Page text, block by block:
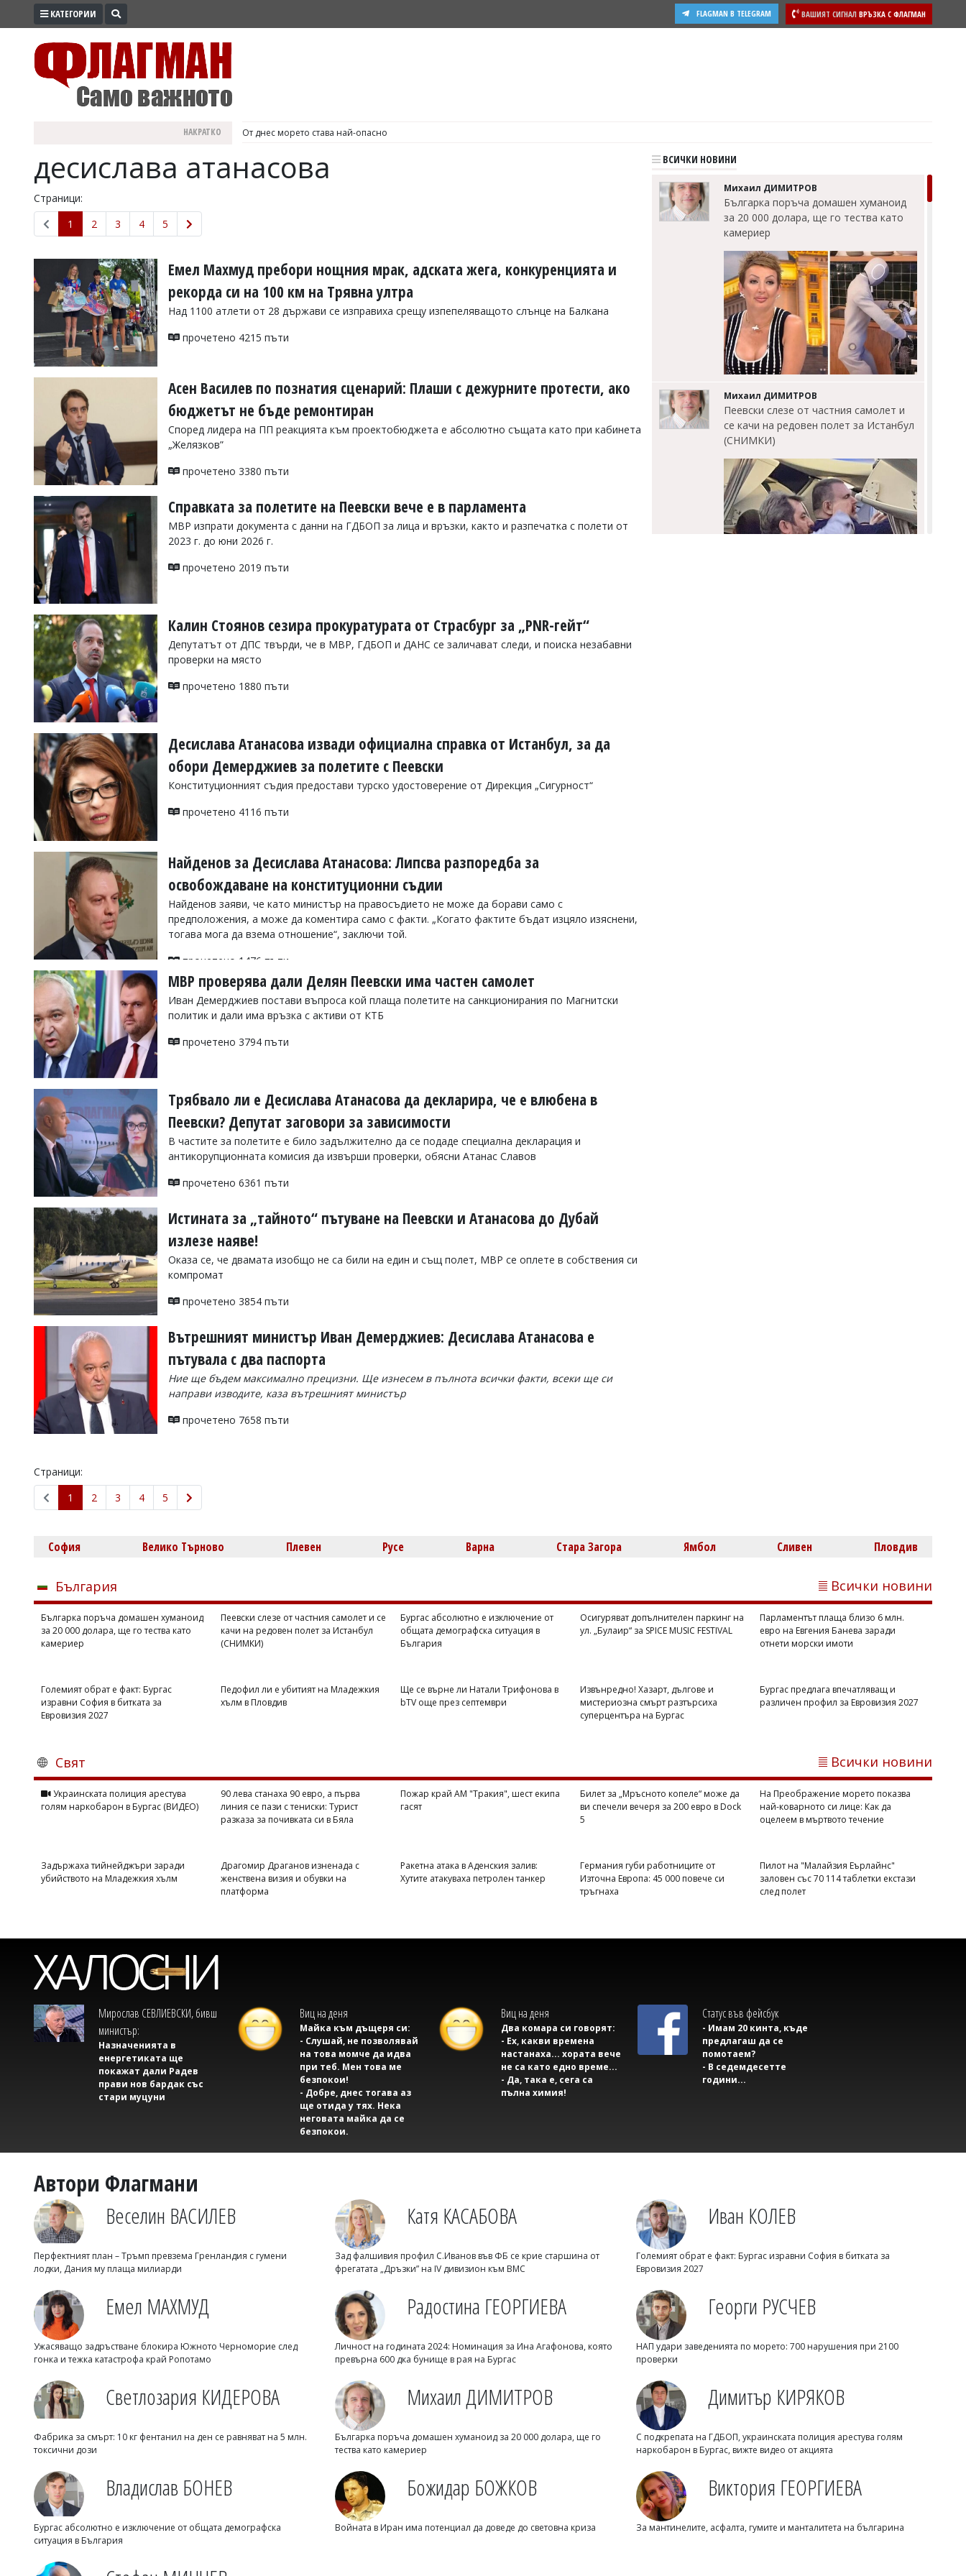
ПРОМО
ЗДРАВЕ
ПОЛИТИКА
ОБЩИНИ
ОБЩЕСТВО
ЛАЙФСТАЙЛ
ВОЙНАТА
СПОРТ
РАЗСЛЕДВАНЕ
Управители:
Веселин
v.vasilev@flagman.bg
Касабова,
k.kassabova@flagman.bg
Главен
редактор:
Колев,
office@flagman.bg
Коментарите
статиите
читателите
редакцията
отговорност
откриете
сигнализирайте
КАТЕГОРИИ ВАШИЯТ СИГНАЛ ВРЪЗКА С ФЛАГМАН
FLAGMAN В TELEGRAM
НАКРАТКО От днес морето става най-опасно
десислава атанасова
Страници:
1
2 3 4 5
Емел Махмуд пребори нощния мрак, адската жега, конкуренцията и
рекорда си на 100 км на Трявна ултра
Над 1100 атлети от 28 държави се изправиха срещу изпепеляващото слънце на Балкана
прочетено 4215 пъти
Асен Василев по познатия сценарий: Плаши с дежурните протести, ако
бюджетът не бъде ремонтиран
Според лидера на ПП реакцията към проектобюджета е абсолютно същата като при кабинета
„Желязков”
прочетено 3380 пъти
Справката за полетите на Пеевски вече е в парламента
МВР изпрати документа с данни на ГДБОП за лица и връзки, както и разпечатка с полети от
2023 г. до юни 2026 г.
прочетено 2019 пъти
Калин Стоянов сезира прокуратурата от Страсбург за „PNR-гейт“
Депутатът от ДПС твърди, че в МВР, ГДБОП и ДАНС се заличават следи, и поиска незабавни
проверки на място
прочетено 1880 пъти
Десислава Атанасова извади официална справка от Истанбул, за да
обори Демерджиев за полетите с Пеевски
Конституционният съдия предостави турско удостоверение от Дирекция „Сигурност“
прочетено 4116 пъти
Найденов за Десислава Атанасова: Липсва разпоредба за
освобождаване на конституционни съдии
Найденов заяви, че като министър на правосъдието не може да борави само с
предположения, а може да коментира само с факти. „Когато фактите бъдат изцяло изяснени,
тогава мога да взема отношение“, заключи той.
прочетено 1476 пъти
МВР проверява дали Делян Пеевски има частен самолет
Иван Демерджиев постави въпроса кой плаща полетите на санкционирания по Магнитски
политик и дали има връзка с активи от КТБ
прочетено 3794 пъти
Трябвало ли е Десислава Атанасова да декларира, че е влюбена в
Пеевски? Депутат заговори за зависимости
В частите за полетите е било задължително да се подаде специална декларация и
антикорупционната комисия да извърши проверки, обясни Атанас Славов
прочетено 6361 пъти
Истината за „тайното“ пътуване на Пеевски и Атанасова до Дубай
излезе наяве!
Оказа се, че двамата изобщо не са били на един и същ полет, МВР се оплете в собствения си
компромат
прочетено 3854 пъти
Вътрешният министър Иван Демерджиев: Десислава Атанасова е
пътувала с два паспорта
Ние ще бъдем максимално прецизни. Ще изнесем в пълнота всички факти, всеки ще си
направи изводите, каза вътрешният министър
прочетено 7658 пъти
Страници:
1
2 3 4 5
ВСИЧКИ НОВИНИ
Михаил ДИМИТРОВ
Българка поръча домашен хуманоид
за 20 000 долара, ще го тества като
камериер
Михаил ДИМИТРОВ
Пеевски слезе от частния самолет и
се качи на редовен полет за Истанбул
(СНИМКИ)
Флагман.БГ
Педофил ли е убитият на Младежкия
хълм в Пловдив
Димитър КИРЯКОВ
Ще се върне ли Натали Трифонова в
На Преображение морето показва
700 нарушения при 2100 проверки
София Велико Търново Плевен Русе Варна Стара Загора Ямбол Сливен Пловдив
България Всички новини
Българка поръча домашен хуманоид
за 20 000 долара, ще го тества като
камериер
Пеевски слезе от частния самолет и се
качи на редовен полет за Истанбул
(СНИМКИ)
Бургас абсолютно е изключение от
общата демографска ситуация в
България
Осигуряват допълнителен паркинг на
ул. „Булаир“ за SPICE MUSIC FESTIVAL
Парламентът плаща близо 6 млн.
евро на Евгения Банева заради
отнети морски имоти
Големият обрат е факт: Бургас
изравни София в битката за
Евровизия 2027
Педофил ли е убитият на Младежкия
хълм в Пловдив
Ще се върне ли Натали Трифонова в
bTV още през септември
Извънредно! Хазарт, дългове и
мистериозна смърт разтърсиха
суперцентъра на Бургас
Бургас предлага впечатляващ и
различен профил за Евровизия 2027
Свят Всички новини
Украинската полиция арестува
голям наркобарон в Бургас (ВИДЕО)
90 лева станаха 90 евро, а първа
линия се пази с тениски: Турист
разказа за почивката си в Бяла
Пожар край АМ "Тракия", шест екипа
гасят
Билет за „Мръсното копеле“ може да
ви спечели вечеря за 200 евро в Dock
5
На Преображение морето показва
най-коварното си лице: Как да
оцелеем в мъртвото течение
Задържаха тийнейджъри заради
убийството на Младежкия хълм
Драгомир Драганов изненада с
женствена визия и обувки на
платформа
Ракетна атака в Аденския залив:
Хутите атакуваха петролен танкер
Германия губи работниците от
Източна Европа: 45 000 повече си
тръгнаха
Пилот на "Малайзия Еърлайнс"
заловен със 70 114 таблетки екстази
след полет
Мирослав СЕВЛИЕВСКИ, бивш
министър:
Назначенията в
енергетиката ще
покажат дали Радев
прави нов бардак със
стари муцуни
Виц на деня
Майка към дъщеря си:
- Слушай, не позволявай
на това момче да идва
при теб. Мен това ме
безпокои!
- Добре, днес тогава аз
ще отида у тях. Нека
неговата майка да се
безпокои.
Виц на деня
Два комара си говорят:
- Ех, какви времена
настанаха... хората вече
не са като едно време...
- Да, така е, сега са
пълна химия!
Статус във фейсбук
- Имам 20 кинта, къде
предлагаш да се
помотаем?
- В седемдесетте
години...
Автори Флагмани
Веселин ВАСИЛЕВ
Перфектният план – Тръмп превзема Гренландия с гумени
лодки, Дания му плаща милиарди
Катя КАСАБОВА
Зад фалшивия профил С.Иванов във ФБ се крие старшина от
фрегатата „Дръзки” на IV дивизион към ВМС
Иван КОЛЕВ
Големият обрат е факт: Бургас изравни София в битката за
Евровизия 2027
Емел МАХМУД
Ужасяващо задръстване блокира Южното Черноморие след
гонка и тежка катастрофа край Ропотамо
Радостина ГЕОРГИЕВА
Личност на годината 2024: Номинация за Ина Агафонова, която
превърна 600 дка бунище в рая на Бургас
Георги РУСЧЕВ
НАП удари заведенията по морето: 700 нарушения при 2100
проверки
Светлозария КИДЕРОВА
Фабрика за смърт: 10 кг фентанил на ден се равняват на 5 млн.
токсични дози
Михаил ДИМИТРОВ
Българка поръча домашен хуманоид за 20 000 долара, ще го
тества като камериер
Димитър КИРЯКОВ
С подкрепата на ГДБОП, украинската полиция арестува голям
наркобарон в Бургас, вижте видео от акцията
Владислав БОНЕВ
Бургас абсолютно е изключение от общата демографска
ситуация в България
Божидар БОЖКОВ
Войната в Иран има потенциал да доведе до световна криза
Виктория ГЕОРГИЕВА
За мантинелите, асфалта, гумите и манталитета на българина